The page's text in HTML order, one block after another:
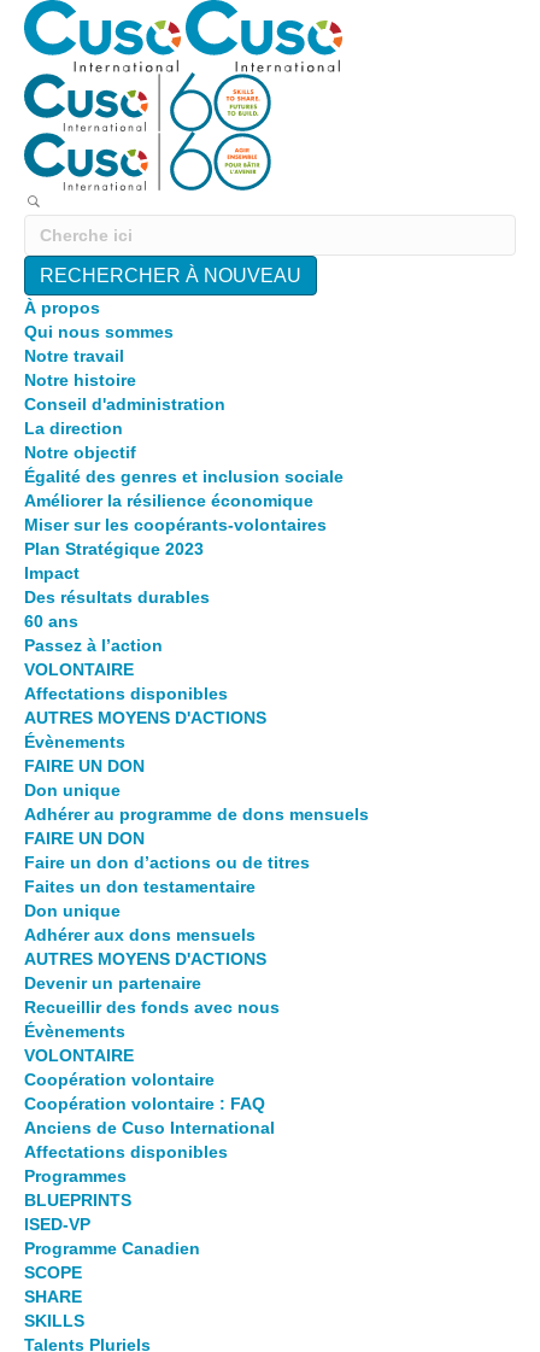
RECHERCHER À NOUVEAU
À propos
Qui nous sommes
Notre travail
Notre histoire
Conseil d'administration
La direction
Notre objectif
Égalité des genres et inclusion sociale
Améliorer la résilience économique
Miser sur les coopérants-volontaires
Plan Stratégique 2023
Impact
Des résultats durables
60 ans
Passez à l’action
VOLONTAIRE
Affectations disponibles
AUTRES MOYENS D'ACTIONS
Évènements
FAIRE UN DON
Don unique
Adhérer au programme de dons mensuels
FAIRE UN DON
Faire un don d’actions ou de titres
Faites un don testamentaire
Don unique
Adhérer aux dons mensuels
AUTRES MOYENS D'ACTIONS
Devenir un partenaire
Recueillir des fonds avec nous
Évènements
VOLONTAIRE
Coopération volontaire
Coopération volontaire : FAQ
Anciens de Cuso International
Affectations disponibles
Programmes
BLUEPRINTS
ISED-VP
Programme Canadien
SCOPE
SHARE
SKILLS
Talents Pluriels